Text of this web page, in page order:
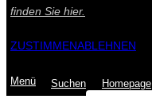
finden Sie hier.
ZUSTIMMENABLEHNEN
Menü Suchen Homepage